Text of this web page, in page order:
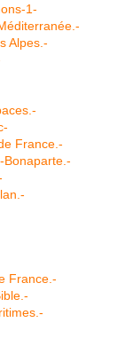
1-
Alpes.-
France.-
Bonaparte.-
France.-